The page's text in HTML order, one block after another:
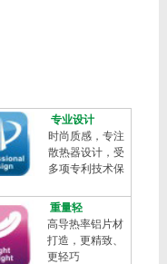
专业设计
时尚质感，专注
散热器设计，受
多项专利技术保
重量轻
高导热率铝片材
打造，更精致、
更轻巧